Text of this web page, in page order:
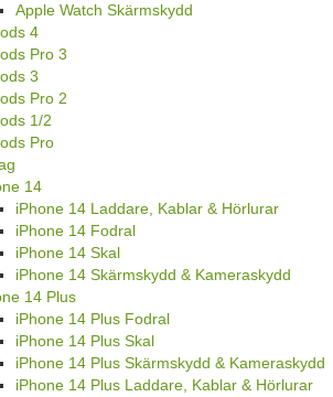
Apple Watch Skärmskydd
4
Pro 3
3
Pro 2
1/2
Pro
14
iPhone 14 Laddare, Kablar & Hörlurar
iPhone 14 Fodral
iPhone 14 Skal
iPhone 14 Skärmskydd & Kameraskydd
14 Plus
iPhone 14 Plus Fodral
iPhone 14 Plus Skal
iPhone 14 Plus Skärmskydd & Kameraskydd
iPhone 14 Plus Laddare, Kablar & Hörlurar